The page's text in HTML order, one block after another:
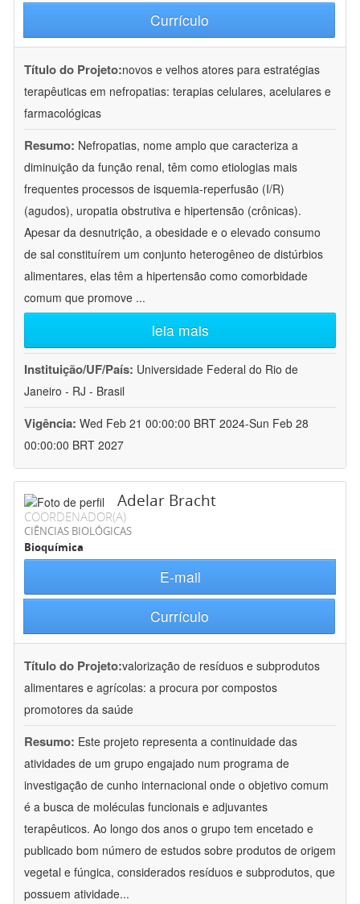
Currículo
Título do Projeto:novos e velhos atores para estratégias
terapêuticas em nefropatias: terapias celulares, acelulares e
farmacológicas
Resumo: Nefropatias, nome amplo que caracteriza a
diminuição da função renal, têm como etiologias mais
frequentes processos de isquemia-reperfusão (I/R)
(agudos), uropatia obstrutiva e hipertensão (crônicas).
Apesar da desnutrição, a obesidade e o elevado consumo
de sal constituírem um conjunto heterogêneo de distúrbios
alimentares, elas têm a hipertensão como comorbidade
comum que promove ...
leia mais
Instituição/UF/País: Universidade Federal do Rio de
Janeiro - RJ - Brasil
Vigência: Wed Feb 21 00:00:00 BRT 2024-Sun Feb 28
00:00:00 BRT 2027
Adelar Bracht
COORDENADOR(A)
CIÊNCIAS BIOLÓGICAS
Bioquímica
E-mail
Currículo
Título do Projeto:valorização de resíduos e subprodutos
alimentares e agrícolas: a procura por compostos
promotores da saúde
Resumo: Este projeto representa a continuidade das
atividades de um grupo engajado num programa de
investigação de cunho internacional onde o objetivo comum
é a busca de moléculas funcionais e adjuvantes
terapêuticos. Ao longo dos anos o grupo tem encetado e
publicado bom número de estudos sobre produtos de origem
vegetal e fúngica, considerados resíduos e subprodutos, que
possuem atividade...